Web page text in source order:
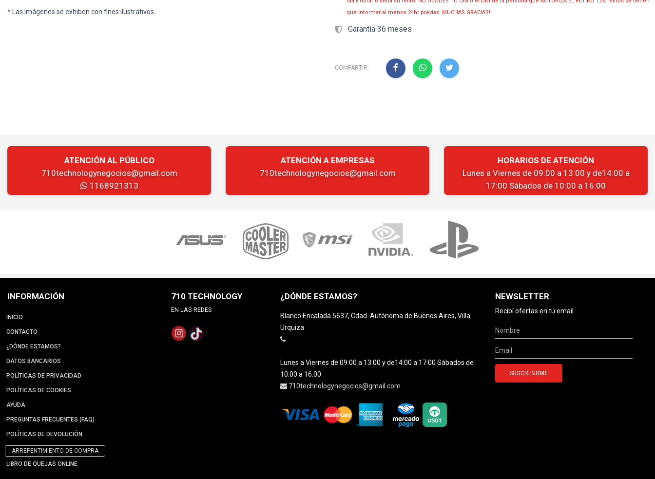
* Las imágenes se exhiben con fines ilustrativos.
que informar al menos 24hr previas. MUCHAS GRACIAS!
Garantía 36 meses
COMPARTIR:
ATENCIÓN AL PÚBLICO
710technologynegocios@gmail.com
1168921313
ATENCIÓN A EMPRESAS
710technologynegocios@gmail.com
HORARIOS DE ATENCIÓN
Lunes a Viernes de 09:00 a 13:00 y de14:00 a
17:00 Sábados de 10:00 a 16:00
INFORMACIÓN
INICIO
CONTACTO
¿DÓNDE ESTAMOS?
DATOS BANCARIOS
POLÍTICAS DE PRIVACIDAD
POLÍTICAS DE COOKIES
AYUDA
PREGUNTAS FRECUENTES (FAQ)
POLÍTICAS DE DEVOLUCIÓN
ARREPENTIMIENTO DE COMPRA
LIBRO DE QUEJAS ONLINE
710 TECHNOLOGY
EN LAS REDES
¿DÓNDE ESTAMOS?
Blanco Encalada 5637, Cdad. Autónoma de Buenos Aires, Villa
Urquiza
Lunes a Viernes de 09:00 a 13:00 y de14:00 a 17:00 Sábados de
10:00 a 16:00
710technologynegocios@gmail.com
NEWSLETTER
Recibí ofertas en tu email